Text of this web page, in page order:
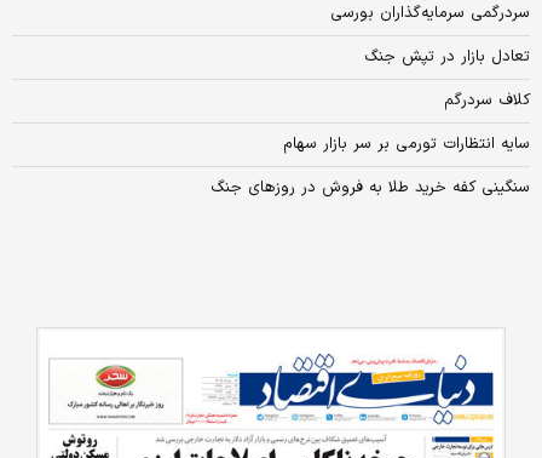
سردرگمی سرمایه‌گذاران بورسی
تعادل بازار در تپش جنگ
کلاف سردرگم
سایه انتظارات تورمی بر سر بازار سهام
سنگینی کفه خرید طلا به فروش در روزهای جنگ